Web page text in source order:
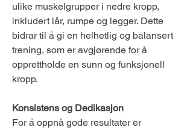
ulike muskelgrupper i nedre kropp,
inkludert lår, rumpe og legger. Dette
bidrar til å gi en helhetlig og balansert
trening, som er avgjørende for å
opprettholde en sunn og funksjonell
kropp.
Konsistens og Dedikasjon
For å oppnå gode resultater er